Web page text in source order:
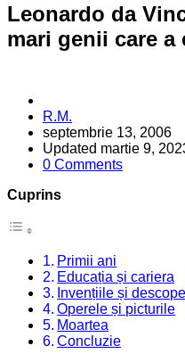
Leonardo da
mari genii care a
Posted
by
R.M.
septembrie 13, 2006
Updated martie 9,
0 Comments
Cuprins
Primii ani
Educația și cariera
Invențiile și
Operele și picturile
Moartea
Concluzie